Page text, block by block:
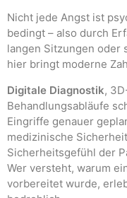
Nicht jede Angst ist
bedingt – also durch
langen Sitzungen oder
hier bringt moderne
Digitale Diagnostik,
Behandlungsabläufe
Eingriffe genauer
medizinische
Sicherheitsgefühl der
Wer versteht, warum
vorbereitet wurde,